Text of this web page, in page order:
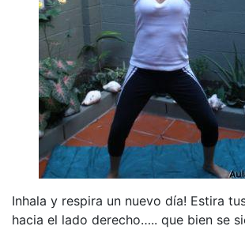
Inhala y respira un nuevo día! Estira
hacia el lado derecho….. que bien se